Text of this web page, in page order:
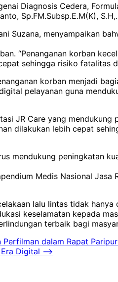
Diagnosis Cedera,
Sp.FM.Subsp.E.M(K),
Suzana, menyampaikan
“Penanganan korban
sehingga risiko fatalitas
korban menjadi
pelayanan guna
JR Care yang
dilakukan lebih cepat
mendukung peningkatan
Medis Nasional
lalu lintas tidak
keselamatan kepada
terbaik bagi
dalam Rapat
Digital ⟶